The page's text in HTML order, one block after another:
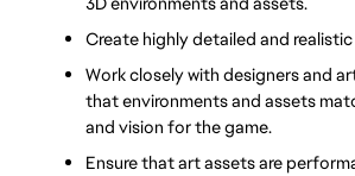
Create highly detailed and
Work closely with designers and
that environments and assets
and vision for the game.
Ensure that art assets are